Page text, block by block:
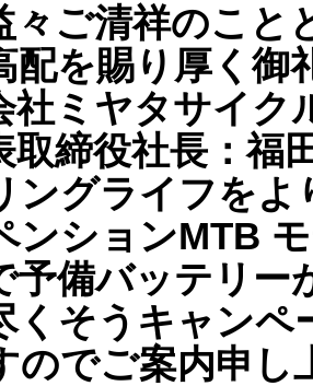
ご清祥のこと
配を賜り厚く御
ミヤタサイク
取締役社長：
ングライフを
ンションMTB
予備バッテリー
くそうキャンペ
のでご案内申し